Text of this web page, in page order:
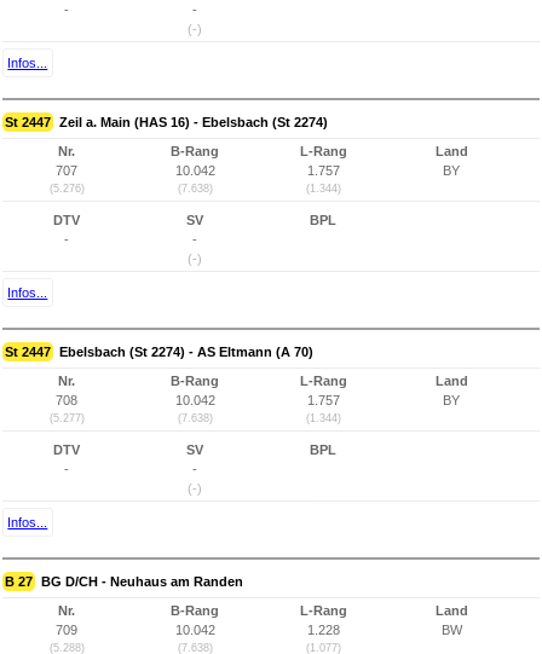
-
-
(-)
Infos...
St 2447 Zeil a. Main (HAS 16) - Ebelsbach (St 2274)
Nr.
707
(5.276)
B-Rang
10.042
(7.638)
L-Rang
1.757
(1.344)
Land
BY
DTV
-
SV
-
(-)
BPL
Infos...
St 2447 Ebelsbach (St 2274) - AS Eltmann (A 70)
Nr.
708
(5.277)
B-Rang
10.042
(7.638)
L-Rang
1.757
(1.344)
Land
BY
DTV
-
SV
-
(-)
BPL
Infos...
B 27 BG D/CH - Neuhaus am Randen
Nr.
709
(5.288)
B-Rang
10.042
(7.638)
L-Rang
1.228
(1.077)
Land
BW